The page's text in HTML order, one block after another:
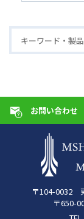
お問い合わせ
〒104-0032
〒650-